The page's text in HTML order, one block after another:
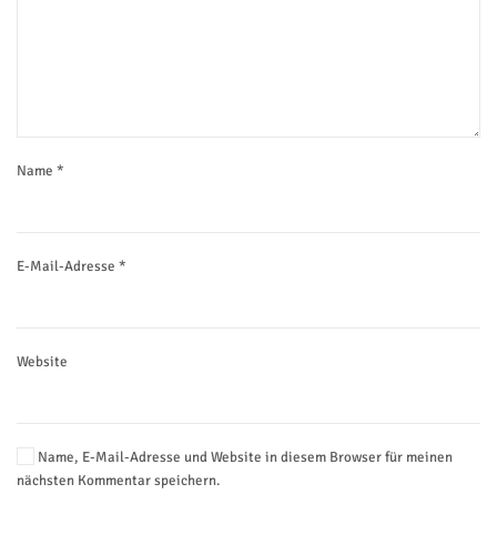
Name *
E-Mail-Adresse *
Website
Name, E-Mail-Adresse und Website in diesem Browser für meinen
nächsten Kommentar speichern.